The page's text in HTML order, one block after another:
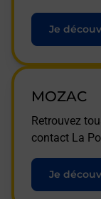
Je
MOZAC
Retrouvez
contact La
Je